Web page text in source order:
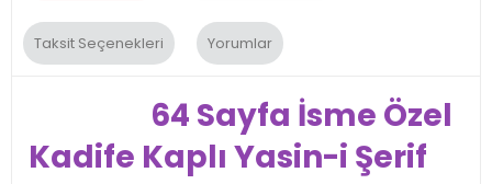
Taksit Seçenekleri Yorumlar
64 Sayfa İsme Özel
Kadife Kaplı Yasin-i Şerif